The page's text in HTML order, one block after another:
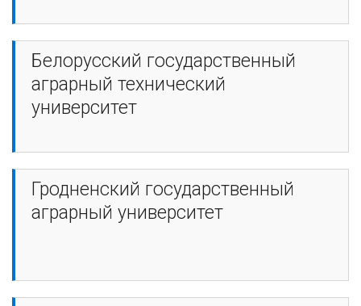
Белорусский государственный
аграрный технический
университет
Гродненский государственный
аграрный университет